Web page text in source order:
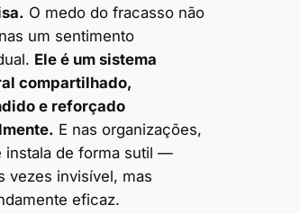
O medo do fracasso não
um sentimento
Ele é um sistema
compartilhado,
e reforçado
E nas organizações,
instala de forma sutil —
vezes invisível, mas
eficaz.